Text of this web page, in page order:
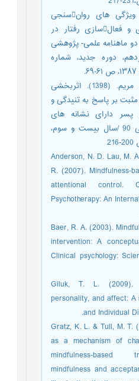
محمدی، نورالله. (۱۳۸۷). ویژگی های روانسنجی
مقیاسهای سیستم بازداری و فعالسازی رفتار در
ماهنامه علمی- پژوهشی
دوره جدید، شماره
یزدانی، محمد؛ اسماعیلی، مریم. (1398). اثربخشی
بر پاسخ به تنیدگی و
پسر دارای نشانه های
افسردگی. مجله روانشناسی 90 /سال بیست و سوم،
‏Anderson, N. D. Lau, M.
R. (2007).
attentional control.
Psychotherapy: An
Baer, R. A. (2003).
intervention: A
Clinical psychology:
Giluk, T. L. (2009).
personality, and affect:
and Individual
Gratz, K. L. & Tull, M. T.
as a mechanism of
mindfulness-based
mindfulness and